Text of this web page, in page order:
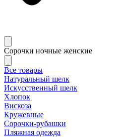
Сорочки ночные женские
Все товары
Натуральный шелк
Искусственный шелк
Хлопок
Вискоза
Кружевные
Сорочки-рубашки
Пляжная одежда